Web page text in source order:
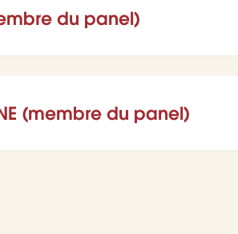
du panel)
(membre du panel)